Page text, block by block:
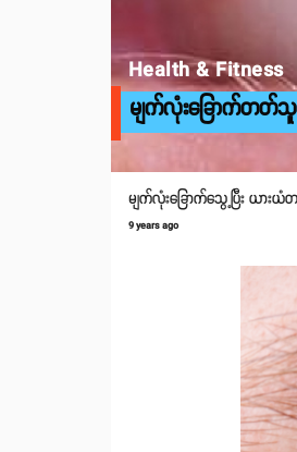
Health & Fitness
မျက်လုံးခြောက်တတ်
မျက်လုံးခြောက်သွေ့ပြီး ယား
9 years ago